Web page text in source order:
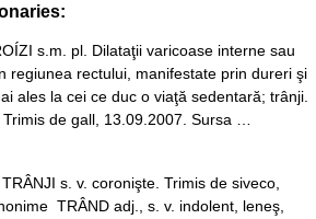
s.m. pl. Dilataţii varicoase interne sau
regiunea rectului, manifestate prin dureri şi
ales la cei ce duc o viaţă sedentară; trânji.
de gall, 13.09.2007. Sursa …
s. v. coronişte. Trimis de siveco,
TRÂND adj., s. v. indolent, leneş,